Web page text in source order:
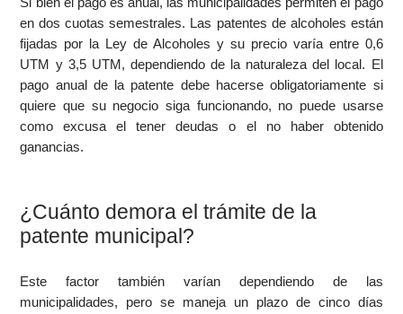
en dos cuotas semestrales. Las patentes de alcoholes están
fijadas por la Ley de Alcoholes y su precio varía entre 0,6
UTM y 3,5 UTM, dependiendo de la naturaleza del local. El
pago anual de la patente debe hacerse obligatoriamente si
quiere que su negocio siga funcionando, no puede usarse
como excusa el tener deudas o el no haber obtenido
ganancias.
¿Cuánto demora el trámite de la
patente municipal?
Este factor también varían dependiendo de las
municipalidades, pero se maneja un plazo de cinco días